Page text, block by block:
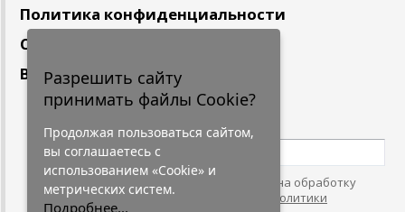
Политика конфиденциальности
Сотрудничество
Вакансии
Подпишитесь
Нажимая на кнопку, я даю согласие на обработку
персональных данных. С условиями
"Политики
Разрешить сайту
принимать файлы Cookie?
Продолжая пользоваться сайтом,
вы соглашаетесь с
использованием «Cookie» и
метрических систем.
Подробнее...